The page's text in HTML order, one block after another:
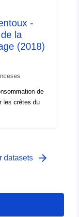
-
la
(2018)
de
les crêtes du
datasets arrow_forward